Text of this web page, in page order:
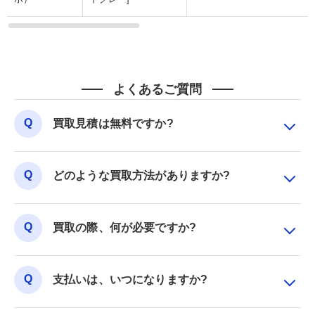
よくあるご質問
買取見積は無料ですか?
どのような買取方法がありますか?
買取の際、何が必要ですか?
支払いは、いつになりますか?